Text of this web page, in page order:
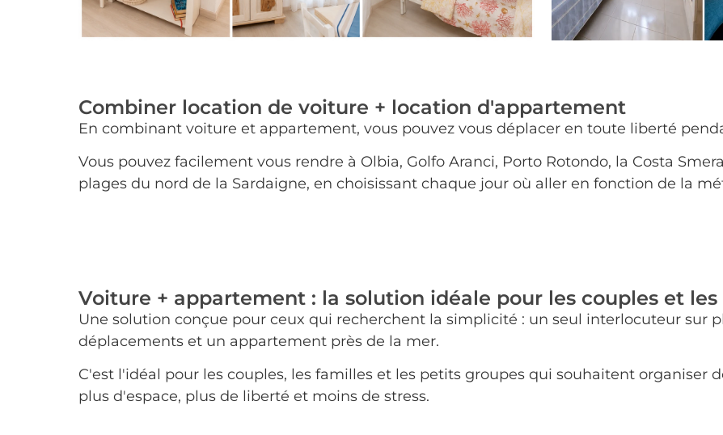
Combiner location de voiture + location d'appartement
En combinant voiture et appartement, vous pouvez vous déplacer en toute liberté
Vous pouvez facilement vous rendre à Olbia, Golfo Aranci, Porto Rotondo, la Costa
plages du nord de la Sardaigne, en choisissant chaque jour où aller en fonction de la
Voiture + appartement : la solution idéale pour les couples et
Une solution conçue pour ceux qui recherchent la simplicité : un seul interlocuteur sur
déplacements et un appartement près de la mer.
C'est l'idéal pour les couples, les familles et les petits groupes qui souhaitent organiser
plus d'espace, plus de liberté et moins de stress.